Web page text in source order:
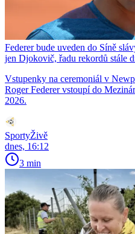
Federer bude uveden do Síně
jen Djokovič, řadu rekordů stále
Vstupenky na ceremoniál v
Roger Federer vstoupí do
2026.
SportyŽivě
dnes, 16:12
3 min